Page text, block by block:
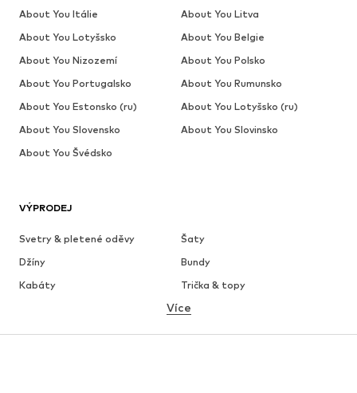
VÝPRODEJ
Svetry & pletené oděvy
Šaty
Džíny
Bundy
Kabáty
Trička & topy
Spodní prádlo
Více
About You Itálie
About You Litva
About You Lotyšsko
About You Belgie
About You Nizozemí
About You Polsko
About You Portugalsko
About You Rumunsko
About You Estonsko (ru)
About You Lotyšsko (ru)
About You Slovensko
About You Slovinsko
About You Švédsko